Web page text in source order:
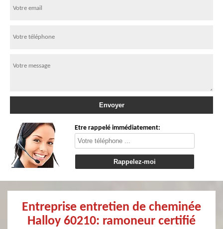
Etre rappelé immédiatement:
Entreprise entretien de cheminée
Halloy 60210: ramoneur certifié